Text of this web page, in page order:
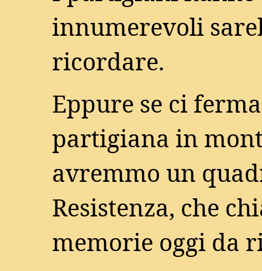
innumerevoli
ricordare.
Eppure se ci
partigiana in
avremmo un
Resistenza, che
memorie oggi da